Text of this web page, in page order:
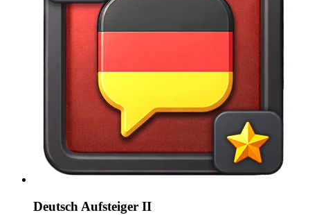
Deutsch Aufsteiger II